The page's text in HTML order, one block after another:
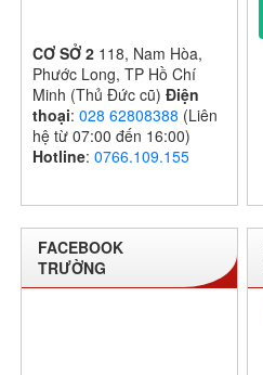
CƠ SỞ 2 118, Nam Hòa,
Phước Long, TP Hồ Chí
Minh (Thủ Đức cũ) Điện
thoại:028 62808388 (Liên
hệ từ 07:00 đến 16:00)
Hotline:0766.109.155
FACEBOOK
TRƯỜNG